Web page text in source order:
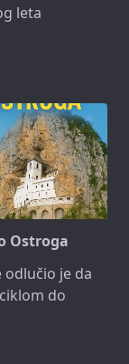
leta
Ostroga
je da
do